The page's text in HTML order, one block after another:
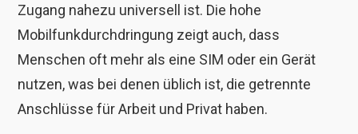
Zugang nahezu universell ist. Die hohe
Mobilfunkdurchdringung zeigt auch, dass
Menschen oft mehr als eine SIM oder ein Gerät
nutzen, was bei denen üblich ist, die getrennte
Anschlüsse für Arbeit und Privat haben.